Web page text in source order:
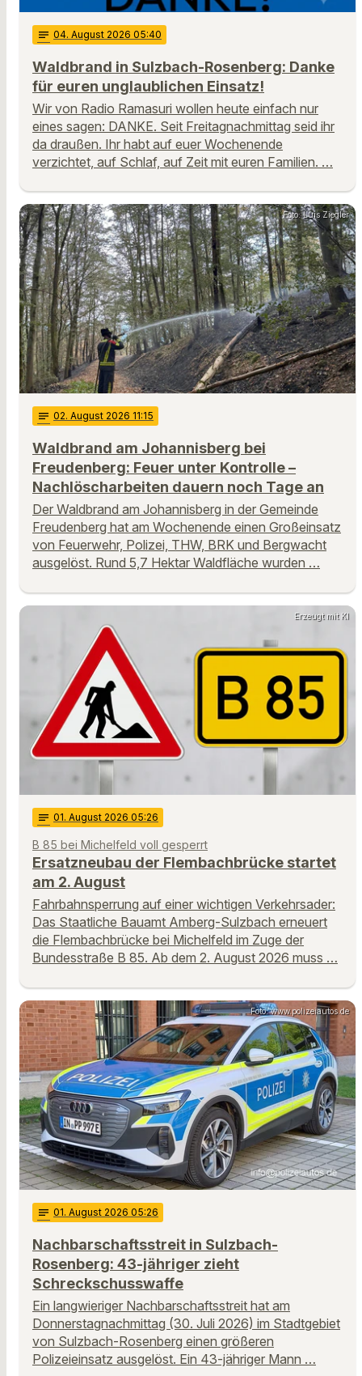
notes 04. August 2026 05:40
Waldbrand in Sulzbach-Rosenberg: Danke
für euren unglaublichen Einsatz!
Wir von Radio Ramasuri wollen heute einfach nur
eines sagen: DANKE. Seit Freitagnachmittag seid ihr
da draußen. Ihr habt auf euer Wochenende
verzichtet, auf Schlaf, auf Zeit mit euren Familien. …
Foto: Luis Ziegler
notes 02. August 2026 11:15
Waldbrand am Johannisberg bei
Freudenberg: Feuer unter Kontrolle –
Nachlöscharbeiten dauern noch Tage an
Der Waldbrand am Johannisberg in der Gemeinde
Freudenberg hat am Wochenende einen Großeinsatz
von Feuerwehr, Polizei, THW, BRK und Bergwacht
ausgelöst. Rund 5,7 Hektar Waldfläche wurden …
Erzeugt mit KI
notes 01. August 2026 05:26
B 85 bei Michelfeld voll gesperrt
Ersatzneubau der Flembachbrücke startet
am 2. August
Fahrbahnsperrung auf einer wichtigen Verkehrsader:
Das Staatliche Bauamt Amberg-Sulzbach erneuert
die Flembachbrücke bei Michelfeld im Zuge der
Bundesstraße B 85. Ab dem 2. August 2026 muss …
Foto: www.polizeiautos.de
notes 01. August 2026 05:26
Nachbarschaftsstreit in Sulzbach-
Rosenberg: 43-jähriger zieht
Schreckschusswaffe
Ein langwieriger Nachbarschaftsstreit hat am
Donnerstagnachmittag (30. Juli 2026) im Stadtgebiet
von Sulzbach-Rosenberg einen größeren
Polizeieinsatz ausgelöst. Ein 43-jähriger Mann …